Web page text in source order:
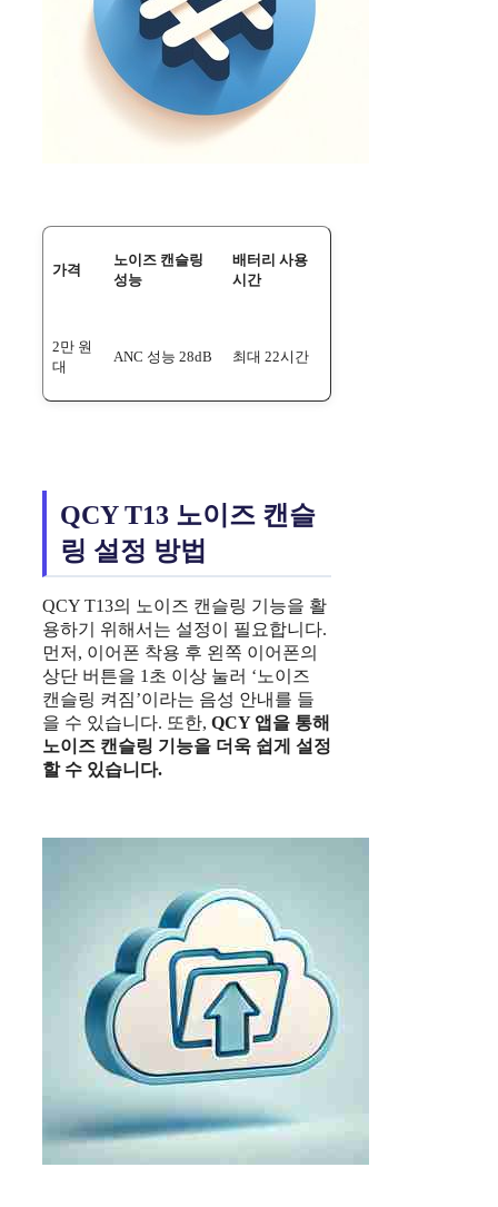
가격
노이즈 캔슬링
성능
배터리 사용
시간
2만 원
대
ANC 성능 28dB 최대 22시간
QCY T13 노이즈 캔슬
링 설정 방법
QCY T13의 노이즈 캔슬링 기능을 활
용하기 위해서는 설정이 필요합니다.
먼저, 이어폰 착용 후 왼쪽 이어폰의
상단 버튼을 1초 이상 눌러 ‘노이즈
캔슬링 켜짐’이라는 음성 안내를 들
을 수 있습니다. 또한, QCY 앱을 통해
노이즈 캔슬링 기능을 더욱 쉽게 설정
할 수 있습니다.